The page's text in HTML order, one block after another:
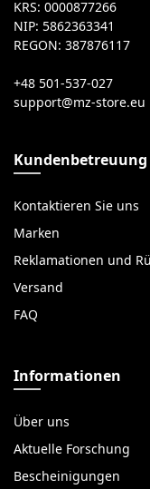
KRS: 0000877266
NIP: 5862363341
REGON: 387876117
+48 501-537-027
Kundenbetreuung
Kontaktieren Sie uns
Marken
Reklamationen und
Versand
FAQ
Informationen
Über uns
Aktuelle Forschung
Bescheinigungen